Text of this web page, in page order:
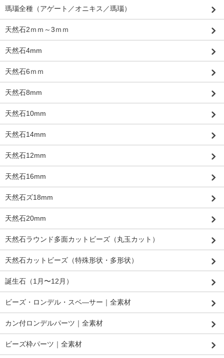
瑪瑙全種（アゲート／オニキス／瑪瑙）
天然石2ｍｍ～3ｍｍ
天然石4mm
天然石6ｍｍ
天然石8mm
天然石10mm
天然石14mm
天然石12mm
天然石16mm
天然石ズ18mm
天然石20mm
天然石ラウンド多面カットビーズ（丸玉カット）
天然石カットビーズ（特殊形状・多形状）
誕生石（1月〜12月）
ビーズ・ロンデル・スベ―サー｜全素材
カン付ロンデルパーツ｜全素材
ビーズ枠パーツ｜全素材